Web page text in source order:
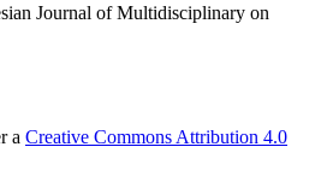
Journal of Multidisciplinary on
a Creative Commons Attribution 4.0